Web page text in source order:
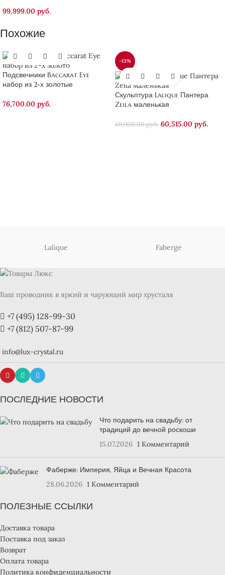
99,999.00 руб.
Похожие
Подсвечники Baccarat Eye
набор из 2-х золотые
76,700.00 руб.
-13%
Скульптура Lalique Пантера
Zeila маленькая
69,900.00руб. 60,515.00 руб.
Lalique Faberge
Ваш проводник в яркий и чарующий мир хрусталя
+7 (495) 128-99-30
+7 (812) 507-87-99
info@lux-crystal.ru
ПОСЛЕДНИЕ НОВОСТИ
Что подарить на свадьбу: от
традиций до вечной роскоши
15.07.2026 1 Комментарий
Фаберже: Империя, Яйца и Вечная Красота
28.06.2026 1 Комментарий
ПОЛЕЗНЫЕ ССЫЛКИ
Доставка товара
Поставка под заказ
Возврат
Оплата товара
Политика конфиденциальности